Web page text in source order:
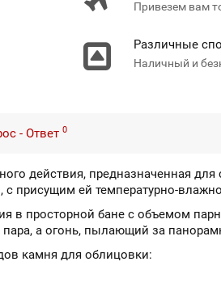
Привезем вам
Различные
Наличный и
- Ответ 0
действия, предназначенная
с присущим ей температурно-
в просторной бане с объемом
пара, а огонь, пылающий за
камня для облицовки: